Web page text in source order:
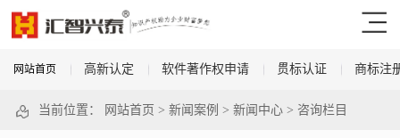
网站首页 高新认定 软件著作权申请 贯标认证 商标注
当前位置： 网站首页 > 新闻案例 > 新闻中心> 咨询栏目